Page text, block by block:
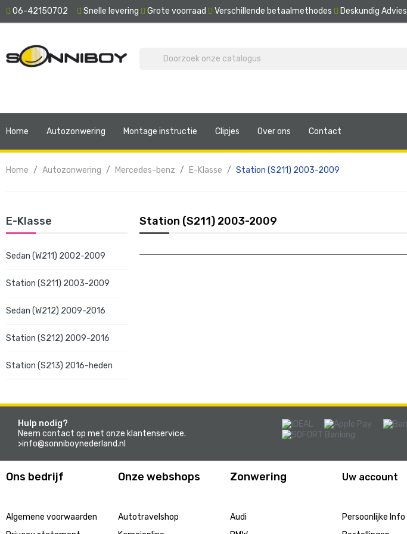
06-42150702 Snelle levering Grote voorraad Verschillende betaalmethodes Deskundig Advies
Home Autozonwering Montage instructie Clipjes Over ons Contact
Home Autozonwering Mercedes-benz E-Klasse Station (S211) 2003-2009
E-Klasse
Sedan (W211) 2002-2009
Station (S211) 2003-2009
Sedan (W212) 2009-2016
Station (S212) 2009-2016
Station (S213) 2016-heden
Station (S211) 2003-2009
Hulp nodig?
Neem contact op met onze klantenservice.
>info@sonniboynederland.nl
Ons bedrijf
Algemene voorwaarden
Onze webshops
Autotravelshop
Zonwering
Audi
Uw account
Persoonlijke Info